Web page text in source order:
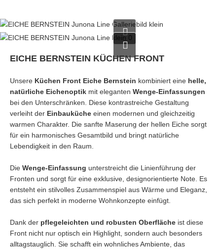
EICHE BERNSTEIN KÜCHEN FRONT
Unsere Küchen Front Eiche Bernstein kombiniert eine helle,
natürliche Eichenoptik mit eleganten Wenge-Einfassungen
bei den Unterschränken. Diese kontrastreiche Gestaltung
verleiht der Einbauküche einen modernen und gleichzeitig
warmen Charakter. Die sanfte Maserung der hellen Eiche sorgt
für ein harmonisches Gesamtbild und bringt natürliche
Lebendigkeit in den Raum.
Die Wenge-Einfassung unterstreicht die Linienführung der
Fronten und sorgt für eine exklusive, designorientierte Note. Es
entsteht ein stilvolles Zusammenspiel aus Wärme und Eleganz,
das sich perfekt in moderne Wohnkonzepte einfügt.
Dank der pflegeleichten und robusten Oberfläche ist diese
Front nicht nur optisch ein Highlight, sondern auch besonders
alltagstauglich. Sie schafft ein wohnliches Ambiente, das